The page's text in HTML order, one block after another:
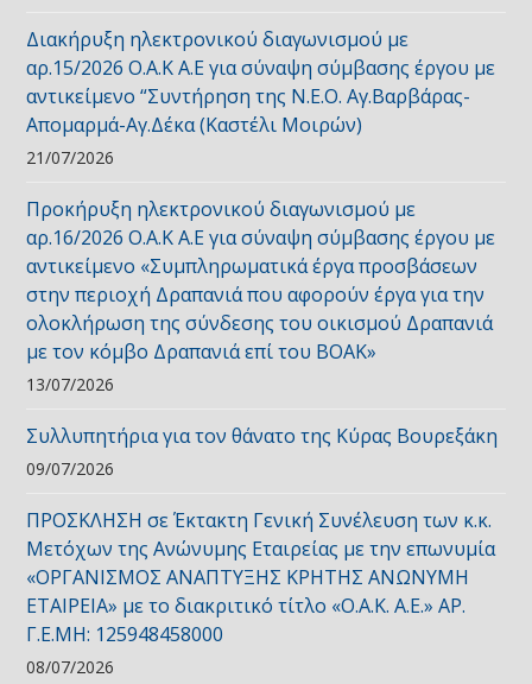
Διακήρυξη ηλεκτρονικού διαγωνισμού με
αρ.15/2026 Ο.Α.Κ Α.Ε για σύναψη σύμβασης έργου με
αντικείμενο “Συντήρηση της Ν.Ε.Ο. Αγ.Βαρβάρας-
Απομαρμά-Αγ.Δέκα (Καστέλι Μοιρών)
21/07/2026
Προκήρυξη ηλεκτρονικού διαγωνισμού με
αρ.16/2026 Ο.Α.Κ Α.Ε για σύναψη σύμβασης έργου με
αντικείμενο «Συμπληρωματικά έργα προσβάσεων
στην περιοχή Δραπανιά που αφορούν έργα για την
ολοκλήρωση της σύνδεσης του οικισμού Δραπανιά
με τον κόμβο Δραπανιά επί του ΒΟΑΚ»
13/07/2026
Συλλυπητήρια για τον θάνατο της Κύρας Βουρεξάκη
09/07/2026
ΠΡΟΣΚΛΗΣΗ σε Έκτακτη Γενική Συνέλευση των κ.κ.
Μετόχων της Ανώνυμης Εταιρείας με την επωνυμία
«ΟΡΓΑΝΙΣΜΟΣ ΑΝΑΠΤΥΞΗΣ ΚΡΗΤΗΣ ΑΝΩΝΥΜΗ
ΕΤΑΙΡΕΙΑ» με το διακριτικό τίτλο «Ο.Α.Κ. Α.Ε.» ΑΡ.
Γ.Ε.ΜΗ: 125948458000
08/07/2026